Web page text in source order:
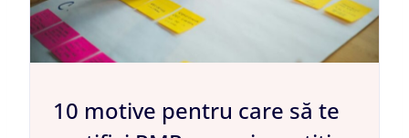
10 motive pentru care să te